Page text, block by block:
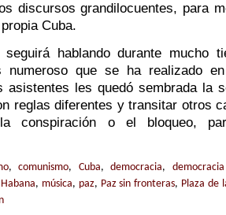
discursos grandilocuentes, para
Cuba.
hablando durante mucho
numeroso que se ha realizado
asistentes les quedó sembrada la
reglas diferentes y transitar otros
conspiración o el bloqueo,
, comunismo, Cuba, democracia,
Habana, música, paz, Paz sin fronteras, Plaza de